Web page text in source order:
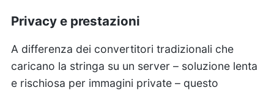
Privacy e prestazioni
A differenza dei convertitori tradizionali che
caricano la stringa su un server – soluzione lenta
e rischiosa per immagini private – questo